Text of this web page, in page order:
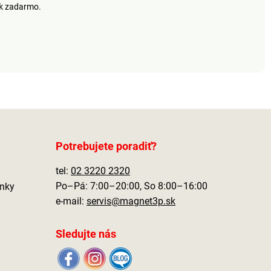
na mieru - hotovo!
manipuláciu 3
adaptéry Prenosná
zadarmo.
Potrebujete poradiť?
tel: 02 3220 2320
Po–Pá: 7:00–20:00, So 8:00–16:00
e-mail: servis@magnet3p.sk
Sledujte nás